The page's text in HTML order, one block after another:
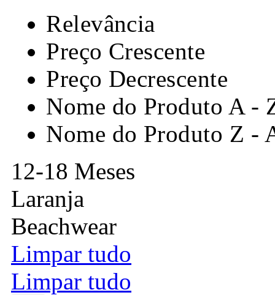
Relevância
Preço Crescente
Preço Decrescente
Nome do Produto A -
Nome do Produto Z -
12-18 Meses
Laranja
Beachwear
Limpar tudo
Limpar tudo